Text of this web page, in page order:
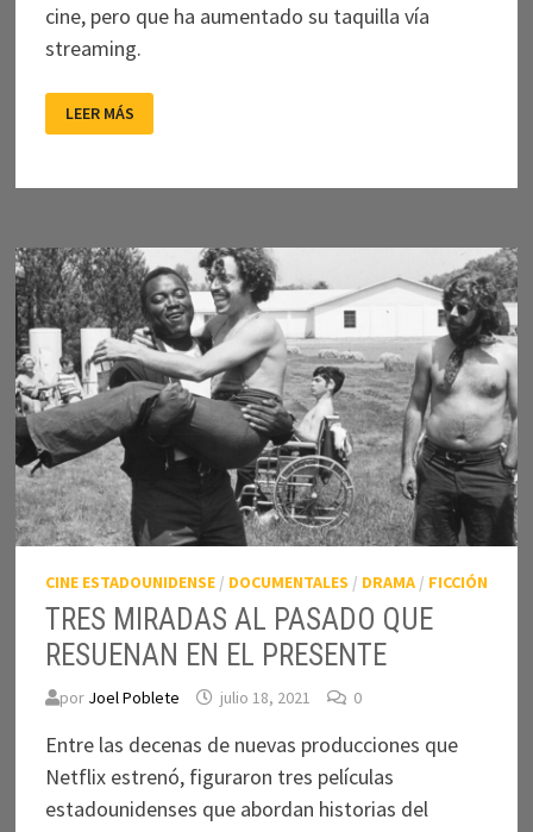
cine, pero que ha aumentado su taquilla vía
streaming.
EL
AGENTE
TOPO:
NI
LEER MÁS
CINE ESTADOUNIDENSE/ DOCUMENTALES / DRAMA/ FICCIÓN
TRES MIRADAS AL PASADO QUE
RESUENAN EN EL PRESENTE
por Joel Poblete julio 18, 2021 0
Entre las decenas de nuevas producciones que
Netflix estrenó, figuraron tres películas
estadounidenses que abordan historias del